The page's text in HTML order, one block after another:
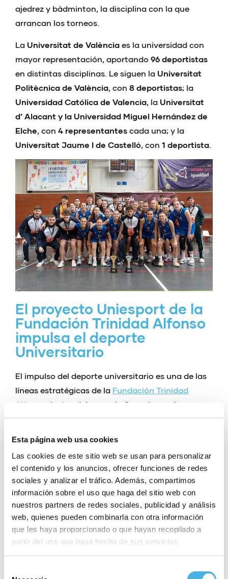
Esta página web usa cookies
Las cookies de este sitio web se usan para personalizar
el contenido y los anuncios, ofrecer funciones de redes
sociales y analizar el tráfico. Además, compartimos
información sobre el uso que haga del sitio web con
nuestros partners de redes sociales, publicidad y análisis
web, quienes pueden combinarla con otra información
que les haya proporcionado o que hayan recopilado a
partir del uso que haya hecho de sus servicios.
ajedrez y bádminton, la disciplina con la que
arrancan los torneos.
La Universitat de València es la universidad con
mayor representación, aportando 96 deportistas
en distintas disciplinas. Le siguen la Universitat
Politècnica de València, con 8 deportistas; la
Universidad Católica de Valencia, la Universitat
d’ Alacant y la Universidad Miguel Hernández de
Elche, con 4 representantes cada una; y la
Universitat Jaume I de Castelló, con 1 deportista.
El proyecto Uniesport de la
Fundación Trinidad Alfonso
impulsa el deporte
Universitario
El impulso del deporte universitario es una de las
líneas estratégicas de la Fundación Trinidad
Alfonso
dentro del acuerdo firmado con las
universidades de la Comunitat Valenciana para el
proyecto,
universidades de la Comunitat Valenciana y la
Fundación que preside Juan Roig para
promocionar el deporte universitario.
Mediante este acuerdo, las nueve entidades
colaboran para impulsar proyectos vinculados
con el deporte, contribuyen al desarrollo del
deporte universitario en todos sus ámbitos y